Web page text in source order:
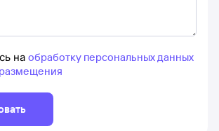
на обработку персональных данных